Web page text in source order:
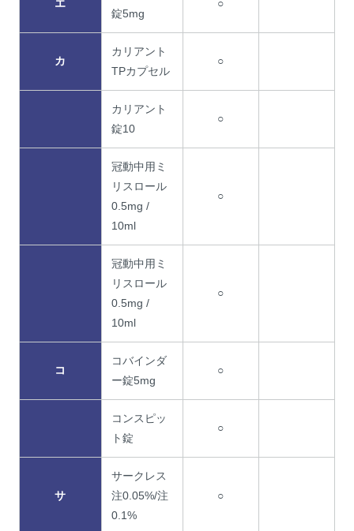
エ
錠5mg
○
カ
カリアント
TPカプセル
○
カリアント
錠10
○
冠動中用ミ
リスロール
0.5mg /
10ml
○
冠動中用ミ
リスロール
0.5mg /
10ml
○
コ
コバインダ
ー錠5mg
○
コンスピッ
ト錠
○
サ
サークレス
注0.05%/注
0.1%
○